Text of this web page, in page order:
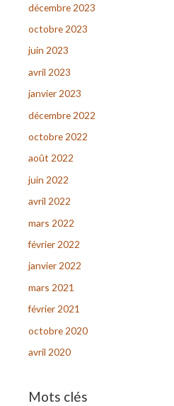
décembre 2023
octobre 2023
juin 2023
avril 2023
janvier 2023
décembre 2022
octobre 2022
août 2022
juin 2022
avril 2022
mars 2022
février 2022
janvier 2022
mars 2021
février 2021
octobre 2020
avril 2020
Mots clés